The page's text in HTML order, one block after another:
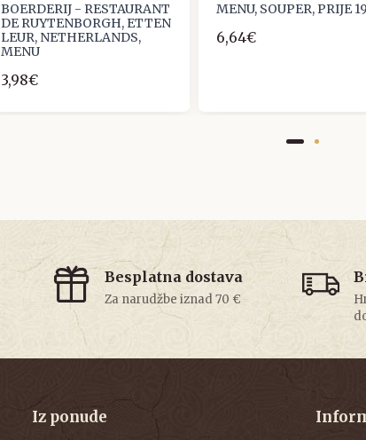
BOERDERIJ - RESTAURANT
DE RUYTENBORGH, ETTEN
LEUR, NETHERLANDS,
MENU
3,98€
MENU, SOUPER, PRIJE
6,64€
Besplatna dostava
Za narudžbe iznad 70 €
Iz ponude